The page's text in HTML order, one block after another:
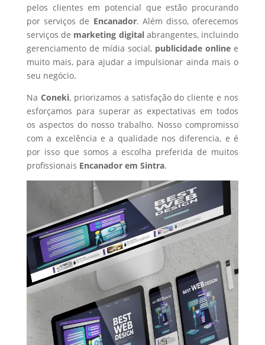
pelos clientes em potencial que estão procurando
por serviços de Encanador. Além disso, oferecemos
serviços de marketing digital abrangentes, incluindo
gerenciamento de mídia social, publicidade online e
muito mais, para ajudar a impulsionar ainda mais o
seu negócio.
Na Coneki, priorizamos a satisfação do cliente e nos
esforçamos para superar as expectativas em todos
os aspectos do nosso trabalho. Nosso compromisso
com a excelência e a qualidade nos diferencia, e é
por isso que somos a escolha preferida de muitos
profissionais Encanadorem Sintra.